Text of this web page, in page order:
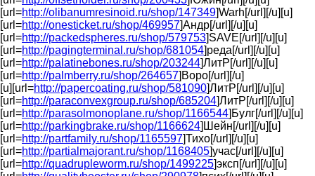
[url=http://olibanumresinoid.ru/shop/147349]Warh[/url][/u][u]
[url=http://onesticket.ru/shop/469957]Андр[/url][/u][u]
[url=http://packedspheres.ru/shop/579753]SAVE[/url][/u][u]
[url=http://pagingterminal.ru/shop/681054]реда[/url][/u][u]
[url=http://palatinebones.ru/shop/203244]ЛитР[/url][/u][u]
[url=http://palmberry.ru/shop/264657]Воро[/url][/u]
[u][url=http://papercoating.ru/shop/581090]ЛитР[/url][/u][u]
[url=http://paraconvexgroup.ru/shop/685204]ЛитР[/url][/u][u]
[url=http://parasolmonoplane.ru/shop/1166544]Булг[/url][/u][u]
[url=http://parkingbrake.ru/shop/1166624]Шейн[/url][/u][u]
[url=http://partfamily.ru/shop/1165597]Тихо[/url][/u][u]
[url=http://partialmajorant.ru/shop/1168405]учас[/url][/u][u]
[url=http://quadrupleworm.ru/shop/1499225]эксп[/url][/u][u]